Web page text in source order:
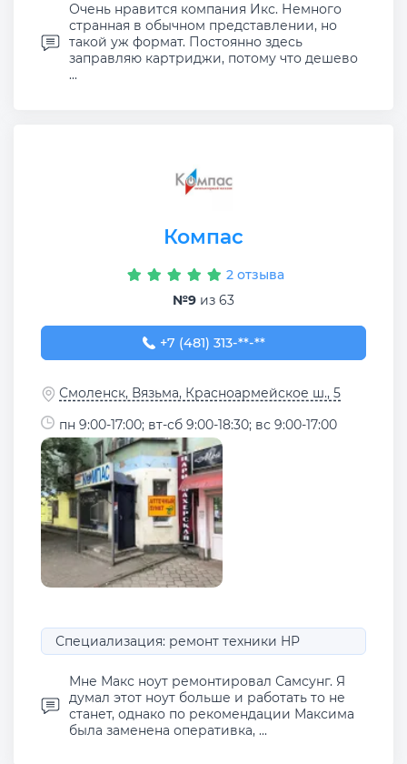
Очень нравится компания Икс. Немного
странная в обычном представлении, но
такой уж формат. Постоянно здесь
заправляю картриджи, потому что дешево
...
Компас
2 отзыва
№9 из 63
+7 (481) 313-60-55
+7 (481) 313-**-**
Смоленск, Вязьма, Красноармейское ш., 5
пн 9:00-17:00; вт-сб 9:00-18:30; вс 9:00-17:00
Специализация: ремонт техники HP
Мне Макс ноут ремонтировал Самсунг. Я
думал этот ноут больше и работать то не
станет, однако по рекомендации Максима
была заменена оперативка, ...